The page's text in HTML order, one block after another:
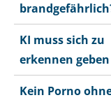
KI muss sich zu
erkennen geben
Kein Porno